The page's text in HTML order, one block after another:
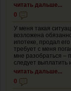
читать дальше...
0
У меня такая
возложена
ипотеке, продал
требует с меня
мне разобраться –
следует выплатить
читать дальше...
0